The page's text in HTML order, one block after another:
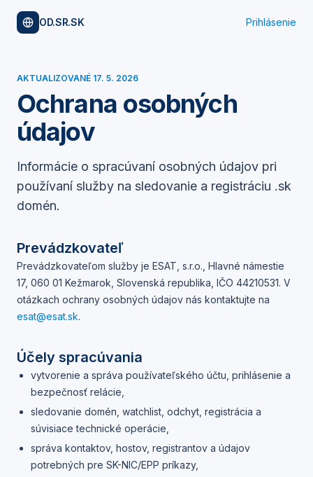
OD.SR.SK Prihlásenie
AKTUALIZOVANÉ 17. 5. 2026
Ochrana osobných
údajov
Informácie o spracúvaní osobných údajov pri
používaní služby na sledovanie a registráciu .sk
domén.
Prevádzkovateľ
Prevádzkovateľom služby je ESAT, s.r.o. Hlavné námestie
17, 060 01 Kežmarok, Slovenská republika , IČO 44210531. V
otázkach ochrany osobných údajov nás kontaktujte na
esat@esat.sk.
Účely spracúvania
vytvorenie a správa používateľského účtu, prihlásenie a
bezpečnosť relácie,
sledovanie domén, watchlist, odchyt, registrácia a
súvisiace technické operácie,
správa kontaktov, hostov, registrantov a údajov
potrebných pre SK-NIC/EPP príkazy,